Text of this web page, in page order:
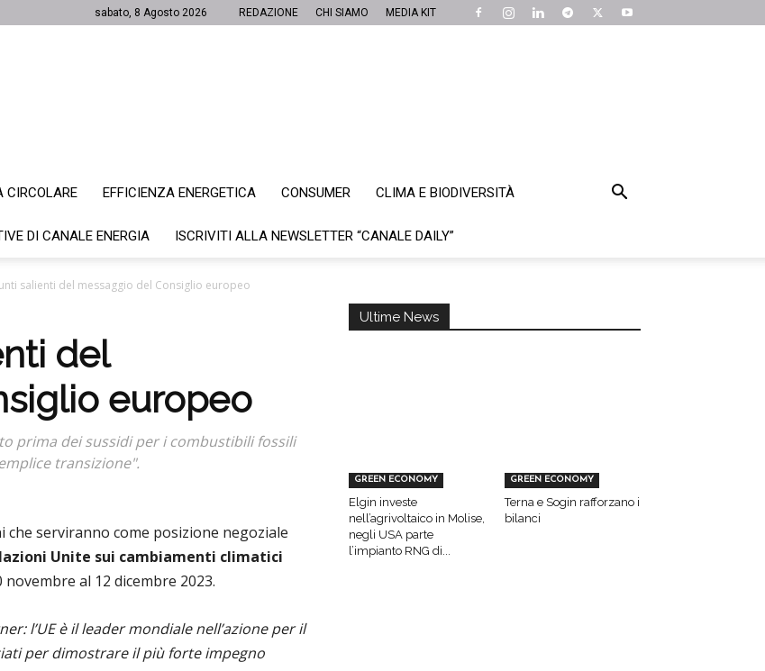
sabato, 8 Agosto 2026 REDAZIONE CHI SIAMO MEDIA KIT
CIRCOLARE EFFICIENZA ENERGETICA CONSUMER CLIMA E BIODIVERSITÀ
DI CANALE ENERGIA ISCRIVITI ALLA NEWSLETTER “CANALE DAILY”
salienti del messaggio del Consiglio europeo
del
europeo
prima dei sussidi per i combustibili fossili
transizione".
serviranno come posizione negoziale
Unite sui cambiamenti climatici
al 12 dicembre 2023.
l’UE è il leader mondiale nell’azione per il
per dimostrare il più forte impegno
Ultime News
GREEN ECONOMY
Elgin investe
nell’agrivoltaico in Molise,
negli USA parte
l’impianto RNG di...
GREEN ECONOMY
Terna e Sogin rafforzano i
bilanci